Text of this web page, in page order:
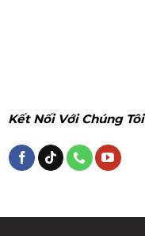
Kết Nối Với Chúng Tôi